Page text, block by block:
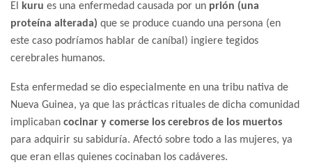
El kuru es una enfermedad causada por un prión (una
proteína alterada) que se produce cuando una persona (en
este caso podríamos hablar de caníbal) ingiere tegidos
cerebrales humanos.
Esta enfermedad se dio especialmente en una tribu nativa de
Nueva Guinea, ya que las prácticas rituales de dicha comunidad
implicaban cocinar y comerse los cerebros de los muertos
para adquirir su sabiduría. Afectó sobre todo a las mujeres, ya
que eran ellas quienes cocinaban los cadáveres.